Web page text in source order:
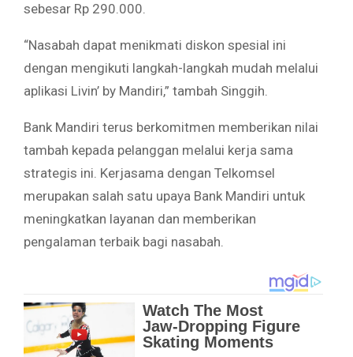
sebesar Rp 290.000.
“Nasabah dapat menikmati diskon spesial ini
dengan mengikuti langkah-langkah mudah melalui
aplikasi Livin’ by Mandiri,” tambah Singgih.
Bank Mandiri terus berkomitmen memberikan nilai
tambah kepada pelanggan melalui kerja sama
strategis ini. Kerjasama dengan Telkomsel
merupakan salah satu upaya Bank Mandiri untuk
meningkatkan layanan dan memberikan
pengalaman terbaik bagi nasabah.